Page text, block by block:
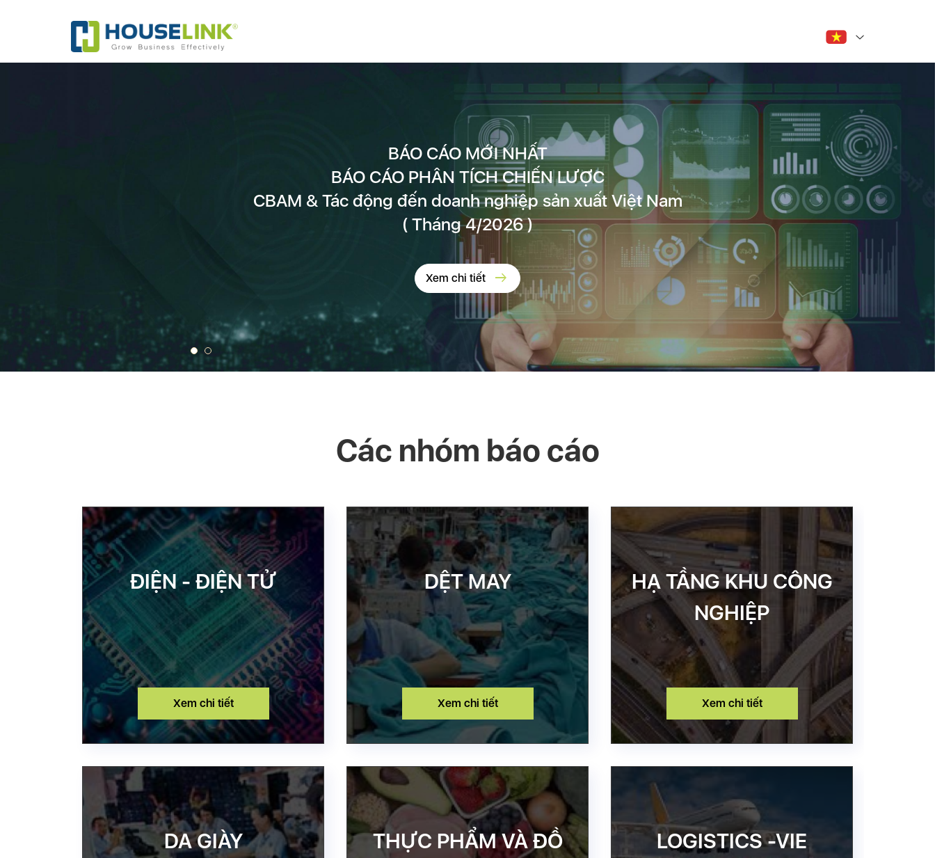
BÁO CÁO MỚI NHẤT
BÁO CÁO PHÂN TÍCH CHIẾN LƯỢC
CBAM & Tác động đến doanh nghiệp sản xuất Việt Nam
( Tháng 4/2026 )
Xem chi tiết arrow_right_alt
Các nhóm báo cáo
ĐIỆN - ĐIỆN TỬ
Xem chi tiết
DỆT MAY
Xem chi tiết
HẠ TẦNG KHU CÔNG
NGHIỆP
Xem chi tiết
DA GIÀY
THỰC PHẨM VÀ ĐỒ
LOGISTICS -VIE